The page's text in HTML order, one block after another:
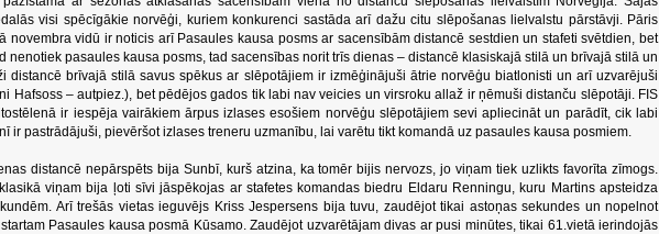
visi spēcīgākie norvēģi, kuriem konkurenci sastāda arī dažu citu slēpošanas lielvalstu pārstāvji. Pāris
novembra vidū ir noticis arī Pasaules kausa posms ar sacensībām distancē sestdien un stafeti svētdien, bet
nenotiek pasaules kausa posms, tad sacensības norit trīs dienas – distancē klasiskajā stilā un brīvajā stilā un
distancē brīvajā stilā savus spēkus ar slēpotājiem ir izmēģinājuši ātrie norvēģu biatlonisti un arī uzvarējuši
Hafsoss – autpiez.), bet pēdējos gados tik labi nav veicies un virsroku allaž ir ņēmuši distanču slēpotāji. FIS
ir iespēja vairākiem ārpus izlases esošiem norvēģu slēpotājiem sevi apliecināt un parādīt, cik labi
ir pastrādājuši, pievēršot izlases treneru uzmanību, lai varētu tikt komandā uz pasaules kausa posmiem.
distancē nepārspēts bija Sunbī, kurš atzina, ka tomēr bijis nervozs, jo viņam tiek uzlikts favorīta zīmogs.
viņam bija ļoti sīvi jāspēkojas ar stafetes komandas biedru Eldaru Renningu, kuru Martins apsteidza
Arī trešās vietas ieguvējs Kriss Jespersens bija tuvu, zaudējot tikai astoņas sekundes un nopelnot
Pasaules kausa posmā Kūsamo. Zaudējot uzvarētājam divas ar pusi minūtes, tikai 61.vietā ierindojās